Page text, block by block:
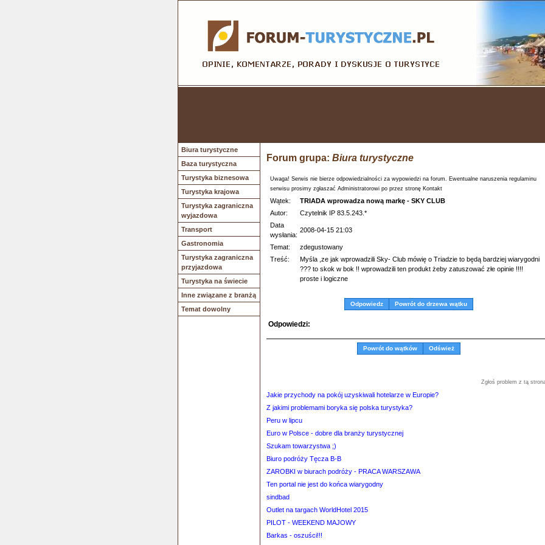
Biura turystyczne
Baza turystyczna
Turystyka biznesowa
Turystyka krajowa
Turystyka zagraniczna
wyjazdowa
Transport
Gastronomia
Turystyka zagraniczna
przyjazdowa
Turystyka na świecie
Inne związane z branżą
Temat dowolny
Forum grupa: Biura turystyczne
Uwaga! Serwis nie bierze odpowiedzialności za wypowiedzi na forum. Ewentualne naruszenia regulaminu
serwisu prosimy zgłaszać Administratorowi po przez stronę Kontakt
Wątek:
TRIADA wprowadza nową markę - SKY CLUB
Autor:
Czytelnik IP 83.5.243.*
Data
wysłania:
2008-04-15 21:03
Temat:
zdegustowany
Treść:
Myśla ,ze jak wprowadzili Sky- Club mówię o Triadzie to będą bardziej wiarygodni
??? to skok w bok !! wprowadzili ten produkt żeby zatuszować złe opinie !!!!
proste i logiczne
Odpowiedz Powrót do drzewa wątku
Odpowiedzi:
Powrót do wątków Odśwież
Zgłoś problem z tą
Jakie przychody na pokój uzyskiwali hotelarze w Europie?
Z jakimi problemami boryka się polska turystyka?
Peru w lipcu
Euro w Polsce - dobre dla branży turystycznej
Szukam towarzystwa ;)
Biuro podróży Tęcza B-B
ZAROBKI w biurach podróży - PRACA WARSZAWA
Ten portal nie jest do końca wiarygodny
sindbad
Outlet na targach WorldHotel 2015
PILOT - WEEKEND MAJOWY
Barkas - oszuści!!!